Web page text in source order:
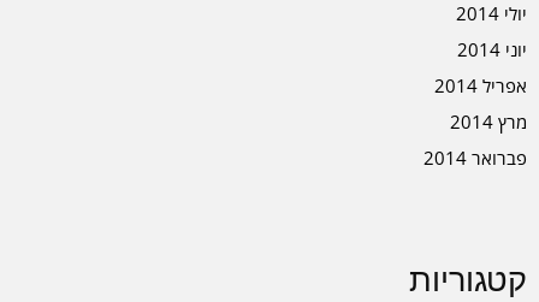
יולי 2014
יוני 2014
אפריל 2014
מרץ 2014
פברואר 2014
קטגוריות